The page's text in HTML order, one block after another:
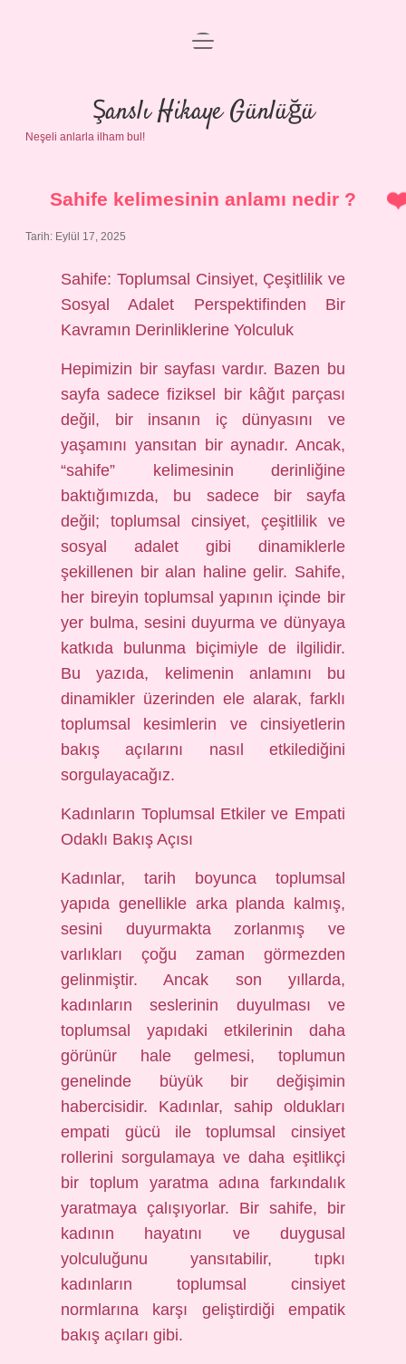
Anasayfa
Gizlilik Politikası
menüyü
Şanslı Hikaye Günlüğü
Neşeli anlarla ilham bul!
Sahife kelimesinin anlamı nedir ?
Tarih: Eylül 17, 2025
Sahife: Toplumsal Cinsiyet, Çeşitlilik ve
Sosyal Adalet Perspektifinden Bir
Kavramın Derinliklerine Yolculuk
Hepimizin bir sayfası vardır. Bazen bu
sayfa sadece fiziksel bir kâğıt parçası
değil, bir insanın iç dünyasını ve
yaşamını yansıtan bir aynadır. Ancak,
“sahife” kelimesinin derinliğine
baktığımızda, bu sadece bir sayfa
değil; toplumsal cinsiyet, çeşitlilik ve
sosyal adalet gibi dinamiklerle
şekillenen bir alan haline gelir. Sahife,
her bireyin toplumsal yapının içinde bir
yer bulma, sesini duyurma ve dünyaya
katkıda bulunma biçimiyle de ilgilidir.
Bu yazıda, kelimenin anlamını bu
dinamikler üzerinden ele alarak, farklı
toplumsal kesimlerin ve cinsiyetlerin
bakış açılarını nasıl etkilediğini
sorgulayacağız.
Kadınların Toplumsal Etkiler ve Empati
Odaklı Bakış Açısı
Kadınlar, tarih boyunca toplumsal
yapıda genellikle arka planda kalmış,
sesini duyurmakta zorlanmış ve
varlıkları çoğu zaman görmezden
gelinmiştir. Ancak son yıllarda,
kadınların seslerinin duyulması ve
toplumsal yapıdaki etkilerinin daha
görünür hale gelmesi, toplumun
genelinde büyük bir değişimin
habercisidir. Kadınlar, sahip oldukları
empati gücü ile toplumsal cinsiyet
rollerini sorgulamaya ve daha eşitlikçi
bir toplum yaratma adına farkındalık
yaratmaya çalışıyorlar. Bir sahife, bir
kadının hayatını ve duygusal
yolculuğunu yansıtabilir, tıpkı
kadınların toplumsal cinsiyet
normlarına karşı geliştirdiği empatik
bakış açıları gibi.